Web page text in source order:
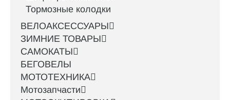
Тормозные колодки
ВЕЛОАКСЕССУАРЫ
ЗИМНИЕ ТОВАРЫ
САМОКАТЫ
БЕГОВЕЛЫ
МОТОТЕХНИКА
Мотозапчасти